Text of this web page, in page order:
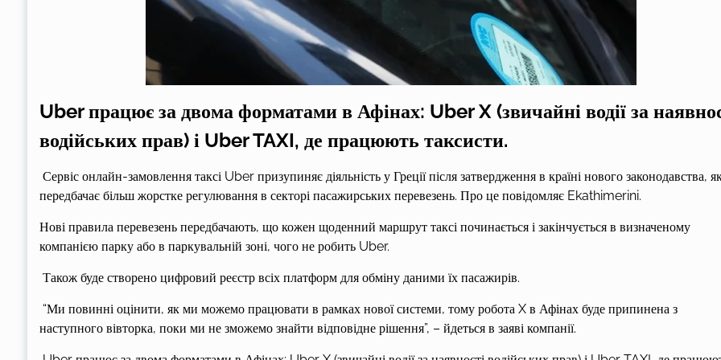
Uber працює за двома форматами в Афінах: Uber X (звичайні водії за
водійських прав) і Uber TAXI, де працюють таксисти.
Сервіс онлайн-замовлення таксі Uber призупиняє діяльність у Греції після затвердження в країні нового законодавства,
передбачає більш жорстке регулювання в секторі пасажирських перевезень. Про це повідомляє Ekathimerini.
Нові правила перевезень передбачають, що кожен щоденний маршрут таксі починається і закінчується в визначеному
компанією парку або в паркувальній зоні, чого не робить Uber.
Також буде створено цифровий реєстр всіх платформ для обміну даними їх пасажирів.
“Ми повинні оцінити, як ми можемо працювати в рамках нової системи, тому робота X в Афінах буде припинена з
наступного вівторка, поки ми не зможемо знайти відповідне рішення”, – йдеться в заяві компанії.